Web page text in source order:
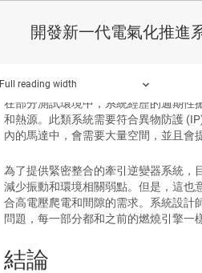
開發新一代電氣化推進
Full reading width
在部分測試環境中，系統經歷的週期性
和熱源。此類系統需要符合異物防護
內的馬達中，會需要大量空間，並且會
為了提供緊密整合的牽引逆變器系統，
減少振動和環境相關弱點。但是，這也
合高電壓爬電和間隙的需求。系統設計
問題，每一部分都和之前的燃燒引擎一
結論